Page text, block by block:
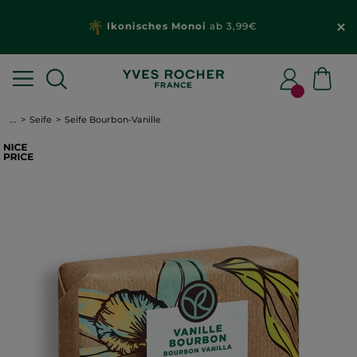
Ikonisches Monoi ab 3,99€
... Seife Seife Bourbon-Vanille